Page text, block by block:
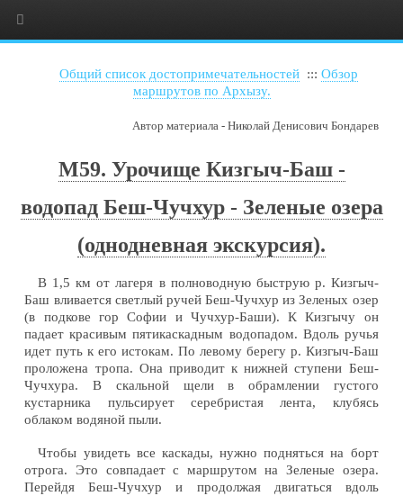
Общий список достопримечательностей::: Обзор
маршрутов по Архызу.
Автор материала - Николай Денисович Бондарев
М59. Урочище Кизгыч-Баш -
водопад Беш-Чучхур - Зеленые озера
(однодневная экскурсия).
В 1,5 км от лагеря в полноводную быструю р. Кизгыч-
Баш вливается светлый ручей Беш-Чучхур из Зеленых озер
(в подкове гор Софии и Чучхур-Баши). К Кизгычу он
падает красивым пятикаскадным водопадом. Вдоль ручья
идет путь к его истокам. По левому берегу р. Кизгыч-Баш
проложена тропа. Она приводит к нижней ступени Беш-
Чучхура. В скальной щели в обрамлении густого
кустарника пульсирует серебристая лента, клубясь
облаком водяной пыли.
Чтобы увидеть все каскады, нужно подняться на борт
отрога. Это совпадает с маршрутом на Зеленые озера.
Перейдя Беш-Чучхур и продолжая двигаться вдоль